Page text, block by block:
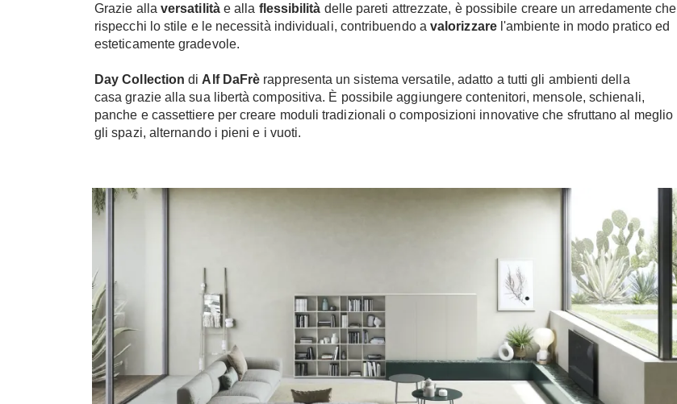
Grazie alla versatilitàe alla flessibilità delle pareti attrezzate, è possibile creare un arredamente che
rispecchi lo stile e le necessità individuali, contribuendo a valorizzarel'ambiente in modo pratico ed
esteticamente gradevole.
Day Collection di Alf DaFrè rappresenta un sistema versatile, adatto a tutti gli ambienti della
casa grazie alla sua libertà compositiva. È possibile aggiungere contenitori, mensole, schienali,
panche e cassettiere per creare moduli tradizionali o composizioni innovative che sfruttano al meglio
gli spazi, alternando i pieni e i vuoti.